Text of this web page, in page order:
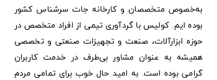
به‌خصوص متخصصان و کارخانه جات سرشناس کشور
بوده ایم. کولیس با گردآوری تیمی از افراد متخصص در
حوزه ابزارآلات، صنعت و تجهیزات صنعتی و تخصصی
همیشه به عنوان مشاور بی‌طرف در خدمت کاربران
گرامی بوده است. به امید حال خوب برای تمامی مردم